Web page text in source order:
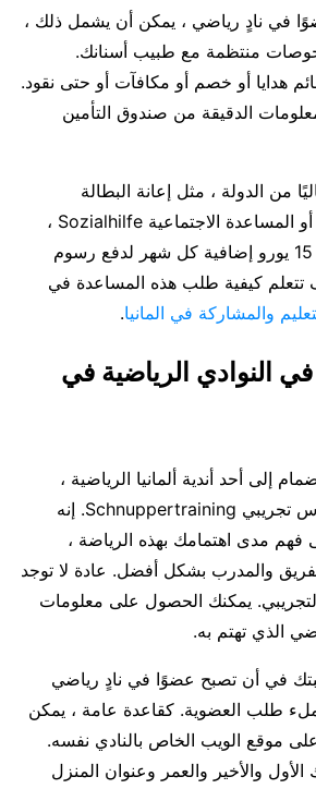
في نادٍ رياضي ، يمكن أن يشمل ذلك ،
منتظمة مع طبيب أسنانك.
هدايا أو خصم أو مكافآت أو حتى نقود.
الدقيقة من صندوق التأمين
من الدولة ، مثل إعانة البطالة
Arbeitslosengeld II أو المساعدة الاجتماعية Sozialhilfe ،
فيمكنك الحصول على 15 يورو إضافية كل شهر لدفع رسوم
كيفية طلب هذه المساعدة في
والمشاركة في المانيا.
النوادي الرياضية في
إلى أحد أندية ألمانيا الرياضية ،
فيمكنك أولاً حضور درس تجريبي Schnuppertraining. إنه
مدى اهتمامك بهذه الرياضة ،
والمدرب بشكل أفضل. عادة لا توجد
يمكنك الحصول على معلومات
الذي تهتم به.
في أن تصبح عضوًا في نادٍ رياضي
طلب العضوية. كقاعدة عامة ، يمكن
موقع الويب الخاص بالنادي نفسه.
والأخير والعمر وعنوان المنزل